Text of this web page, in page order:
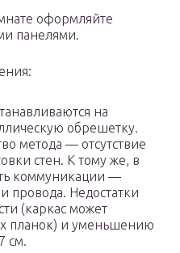
оформляйте
панелями.
на
обрешетку.
метода — отсутствие
стен. К тому же, в
коммуникации —
провода. Недостатки
(каркас может
планок) и уменьшению
см.